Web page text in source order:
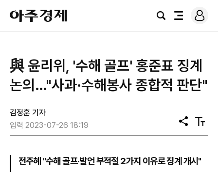
아
주
경
검
전
로
그
​與 윤리위, '수해 골프' 홍준표 징계
논의…"사과·수해봉사 종합적 판단"
김정훈 기자
입력 2023-07-26 18:19
공
유
텍
스
기
전주혜 "수해 골프·발언 부적절 2가지 이유로 징계 개시"